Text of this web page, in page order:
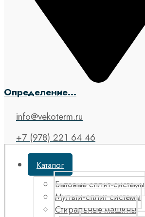
Определение...
info@vekoterm.ru
+7 (978) 221 64 46
Каталог
Бытовые сплит-системы
Мульти-сплит системы
Стиральные машины